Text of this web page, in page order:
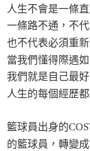
人生不會是一條
一條路不通，不
也不代表必須重
當我們懂得際遇
我們就是自己最好
人生的每個經歷
籃球員出身的
的籃球員，轉變